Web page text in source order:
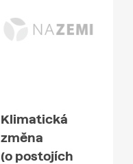
Klimatická
změna
(o postojích